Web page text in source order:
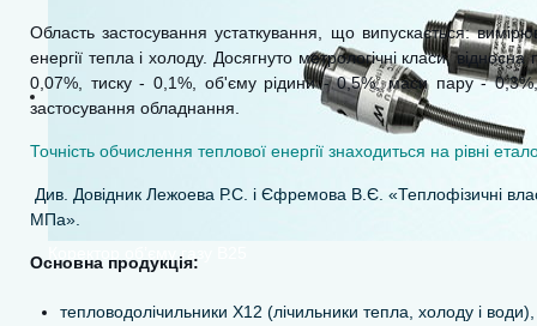
Коректор об’єму газу В25
Область застосування устаткування, що випускається:
енергії тепла і холоду. Досягнуто метрологічні класи,
0,07%, тиску - 0,1%, об'єму рідини - 0,5%, маси пару -
застосування обладнання.
Точність обчислення теплової енергії знаходиться на рівні
Див. Довідник Лежоева Р.С. і Єфремова В.Є. «Теплофізичні
МПа».
Основна продукція:
тепловодолічильники Х12 (лічильники тепла, холоду і